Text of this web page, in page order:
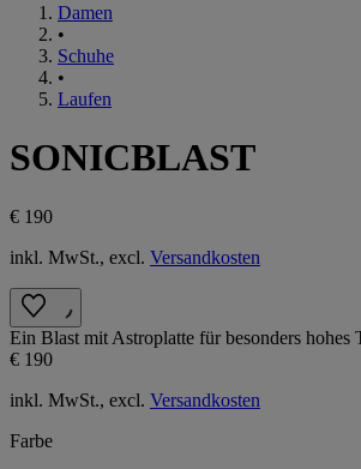
Damen
•
Schuhe
•
Laufen
SONICBLAST
€ 190
inkl. MwSt., excl. Versandkosten
Ein Blast mit Astroplatte für besonders hohes
€ 190
inkl. MwSt., excl. Versandkosten
Farbe